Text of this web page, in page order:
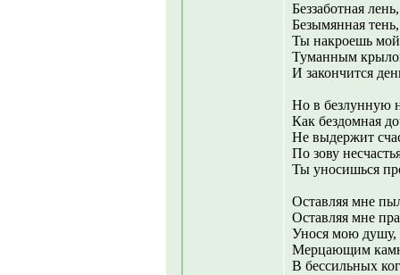
Беззаботная лень,
Безымянная тень,
Ты накроешь
Туманным
И закончится
Но в безлунную
Как бездомная
Не выдержит
По зову
Ты уносишься
Оставляя мне
Оставляя мне
Унося мою душу,
Мерцающим
В бессильных